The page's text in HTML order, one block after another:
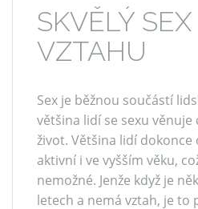
SKVĚLÝ
VZTAHU
Sex je běžnou součástí
většina lidí se sexu
život. Většina lidí dokonce
aktivní i ve vyšším věku,
nemožné. Jenže když je
letech a nemá vztah, je to